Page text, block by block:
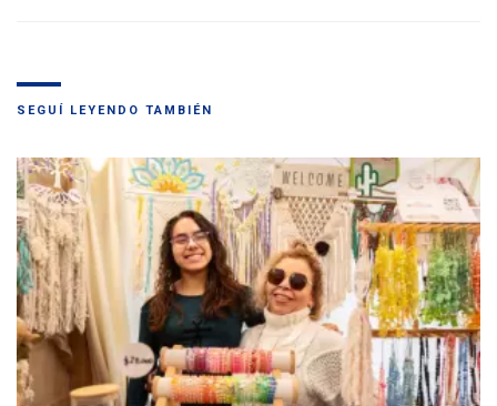
SEGUÍ LEYENDO TAMBIÉN